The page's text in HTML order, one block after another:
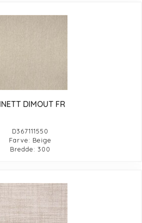
DIMOUT FR
D367111550
Farve: Beige
Bredde: 300